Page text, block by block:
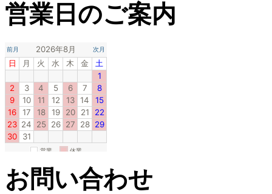
営業日のご案内
お問い合わせ